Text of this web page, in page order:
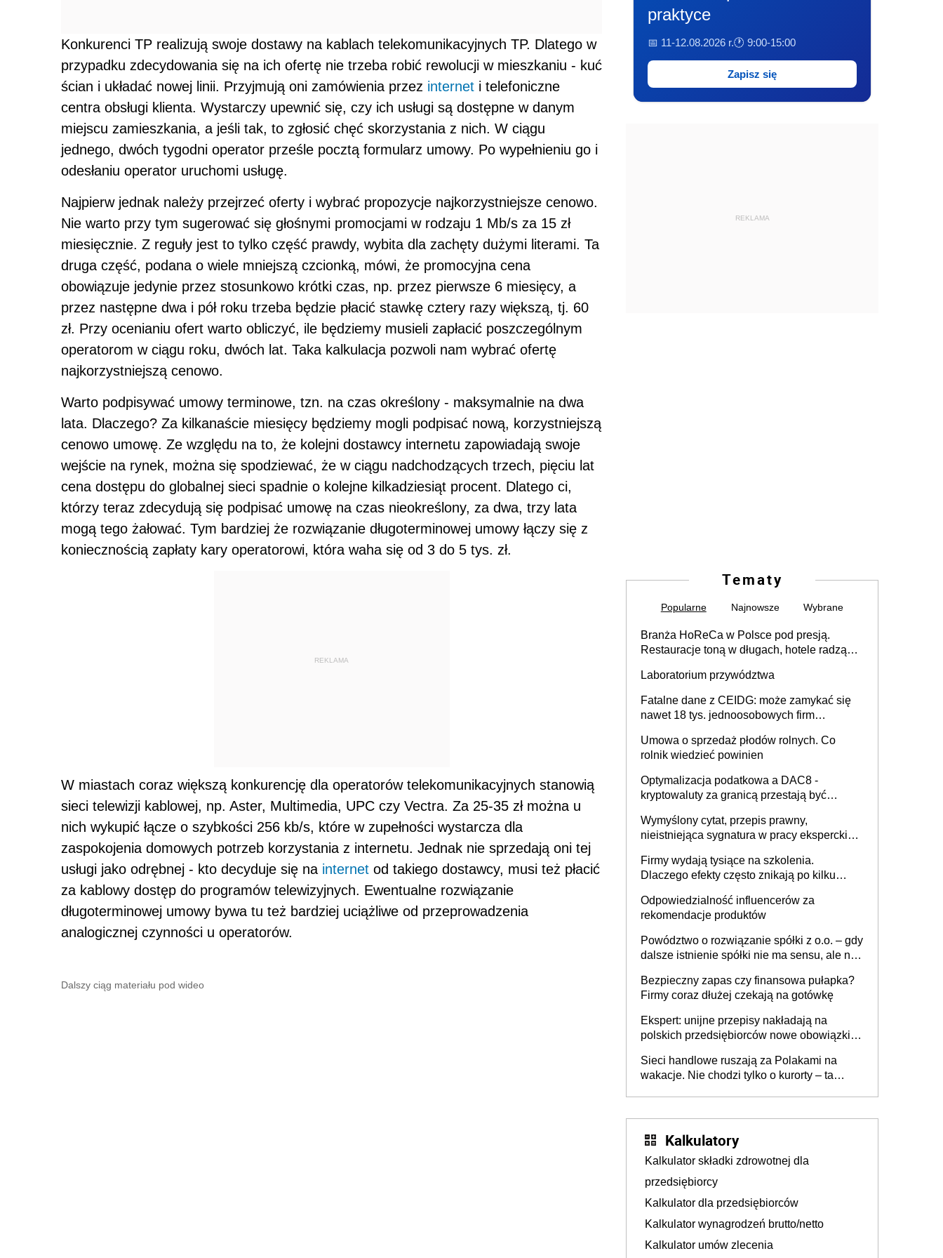
Konkurenci TP realizują swoje dostawy na kablach telekomunikacyjnych TP. Dlatego w
przypadku zdecydowania się na ich ofertę nie trzeba robić rewolucji w mieszkaniu - kuć
ścian i układać nowej linii. Przyjmują oni zamówienia przez internet i telefoniczne
centra obsługi klienta. Wystarczy upewnić się, czy ich usługi są dostępne w danym
miejscu zamieszkania, a jeśli tak, to zgłosić chęć skorzystania z nich. W ciągu
jednego, dwóch tygodni operator prześle pocztą formularz umowy. Po wypełnieniu go i
odesłaniu operator uruchomi usługę.
Najpierw jednak należy przejrzeć oferty i wybrać propozycje najkorzystniejsze cenowo.
Nie warto przy tym sugerować się głośnymi promocjami w rodzaju 1 Mb/s za 15 zł
miesięcznie. Z reguły jest to tylko część prawdy, wybita dla zachęty dużymi literami. Ta
druga część, podana o wiele mniejszą czcionką, mówi, że promocyjna cena
obowiązuje jedynie przez stosunkowo krótki czas, np. przez pierwsze 6 miesięcy, a
przez następne dwa i pół roku trzeba będzie płacić stawkę cztery razy większą, tj. 60
zł. Przy ocenianiu ofert warto obliczyć, ile będziemy musieli zapłacić poszczególnym
operatorom w ciągu roku, dwóch lat. Taka kalkulacja pozwoli nam wybrać ofertę
najkorzystniejszą cenowo.
Warto podpisywać umowy terminowe, tzn. na czas określony - maksymalnie na dwa
lata. Dlaczego? Za kilkanaście miesięcy będziemy mogli podpisać nową, korzystniejszą
cenowo umowę. Ze względu na to, że kolejni dostawcy internetu zapowiadają swoje
wejście na rynek, można się spodziewać, że w ciągu nadchodzących trzech, pięciu lat
cena dostępu do globalnej sieci spadnie o kolejne kilkadziesiąt procent. Dlatego ci,
którzy teraz zdecydują się podpisać umowę na czas nieokreślony, za dwa, trzy lata
mogą tego żałować. Tym bardziej że rozwiązanie długoterminowej umowy łączy się z
koniecznością zapłaty kary operatorowi, która waha się od 3 do 5 tys. zł.
REKLAMA
W miastach coraz większą konkurencję dla operatorów telekomunikacyjnych stanowią
sieci telewizji kablowej, np. Aster, Multimedia, UPC czy Vectra. Za 25-35 zł można u
nich wykupić łącze o szybkości 256 kb/s, które w zupełności wystarcza dla
zaspokojenia domowych potrzeb korzystania z internetu. Jednak nie sprzedają oni tej
usługi jako odrębnej - kto decyduje się na internet od takiego dostawcy, musi też płacić
za kablowy dostęp do programów telewizyjnych. Ewentualne rozwiązanie
długoterminowej umowy bywa tu też bardziej uciążliwe od przeprowadzenia
analogicznej czynności u operatorów.
Dalszy ciąg materiału pod wideo
praktyce
📅 11-12.08.2026 r.🕐 9:00-15:00
Zapisz się
REKLAMA
Tematy
Popularne Najnowsze Wybrane
Branża HoReCa w Polsce pod presją.
Restauracje toną w długach, hotele radzą
Laboratorium przywództwa
Fatalne dane z CEIDG: może zamykać się
nawet 18 tys. jednoosobowych firm
Umowa o sprzedaż płodów rolnych. Co
rolnik wiedzieć powinien
Optymalizacja podatkowa a DAC8 -
kryptowaluty za granicą przestają być
Wymyślony cytat, przepis prawny,
nieistniejąca sygnatura w pracy eksperckiej -
firmie
Firmy wydają tysiące na szkolenia.
Dlaczego efekty często znikają po kilku
Odpowiedzialność influencerów za
rekomendacje produktów
Powództwo o rozwiązanie spółki z o.o. – gdy
dalsze istnienie spółki nie ma sensu, ale nie
Bezpieczny zapas czy finansowa pułapka?
Firmy coraz dłużej czekają na gotówkę
Ekspert: unijne przepisy nakładają na
polskich przedsiębiorców nowe obowiązki w
Sieci handlowe ruszają za Polakami na
wakacje. Nie chodzi tylko o kurorty – ta
Kalkulatory
Kalkulator składki zdrowotnej dla
przedsiębiorcy
Kalkulator dla przedsiębiorców
Kalkulator wynagrodzeń brutto/netto
Kalkulator umów zlecenia